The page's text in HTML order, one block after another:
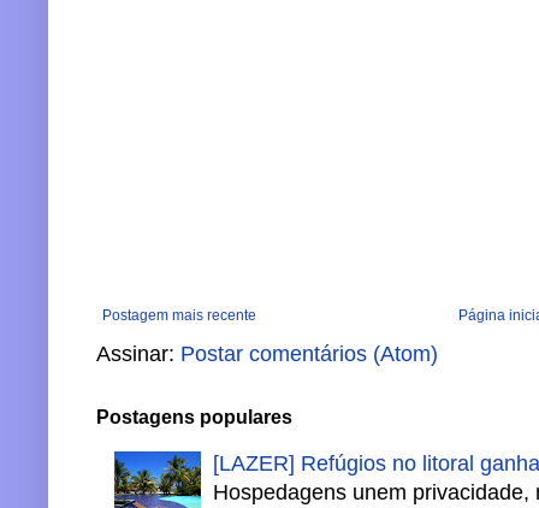
Postagem mais recente Página
Assinar: Postar comentários (Atom)
Postagens populares
[LAZER] Refúgios no litoral
Hospedagens unem